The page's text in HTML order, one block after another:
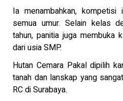
Ia menambahkan,
semua umur. Selain kelas
tahun, panitia juga membuka
dari usia SMP.
Hutan Cemara Pakal dipilih
tanah dan lanskap yang
RC di Surabaya.